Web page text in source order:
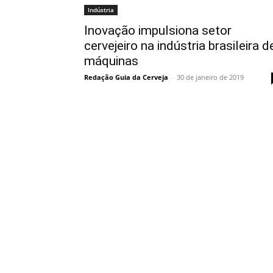
Indústria
Inovação impulsiona setor
cervejeiro na indústria brasileira
máquinas
Redação Guia da Cerveja - 30 de janeiro de 2019